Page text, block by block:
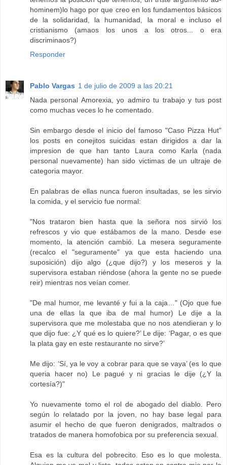
hominem)lo hago por que creo en los fundamentos básicos
de la solidaridad, la humanidad, la moral e incluso el
cristianismo (amaos los unos a los otros... o era
discriminaos?)
Responder
Pablo Vargas 1 de julio de 2009 a las 20:21
Nada personal Amorexia, yo admiro tu trabajo y tus post
como muchas veces lo he comentado.
Sin embargo desde el inicio del famoso "Caso Pizza Hut"
los posts en conejitos suicidas estan dirigidos a dar la
impresion de que han tanto Laura como Karla (nada
personal nuevamente) han sido victimas de un ultraje de
categoria mayor.
En palabras de ellas nunca fueron insultadas, se les sirvio
la comida, y el servicio fue normal:
"Nos trataron bien hasta que la señora nos sirvió los
refrescos y vio que estábamos de la mano. Desde ese
momento, la atención cambió. La mesera seguramente
(recalco el "seguramente" ya que esta haciendo una
suposición) dijo algo (¿que dijo?) y los meseros y la
supervisora estaban riéndose (ahora la gente no se puede
reir) mientras nos veían comer.
"De mal humor, me levanté y fui a la caja…" (Ojo que fue
una de ellas la que iba de mal humor) Le dije a la
supervisora que me molestaba que no nos atendieran y lo
que dijo fue: ¿Y qué es lo quiere?’ Le dije: ‘Pagar, o es que
la plata gay en este restaurante no sirve?’
Me dijo: ‘Sí, ya le voy a cobrar para que se vaya’ (es lo que
queria hacer no) Le pagué y ni gracias le dije (¿Y la
cortesía?)"
Yo nuevamente tomo el rol de abogado del diablo. Pero
según lo relatado por la joven, no hay base legal para
asumir el hecho de que fueron denigrados, maltrados o
tratados de manera homofobica por su preferencia sexual.
Esa es la cultura del pobrecito. Eso es lo que molesta.